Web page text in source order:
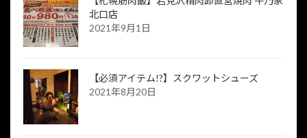
北口店
2021年9月1日
【必須アイテム!?】スクワットシューズ
2021年8月20日